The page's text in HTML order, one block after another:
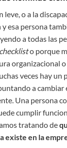
o a la
esa persona
a todas las
checklisto porque
organizacional
veces hay
a
Una persona
cumplir
tratando de
existe en la